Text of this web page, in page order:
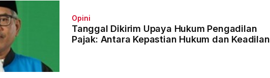
Opini
Tanggal Dikirim Upaya Hukum Pengadilan
Pajak: Antara Kepastian Hukum dan Keadilan